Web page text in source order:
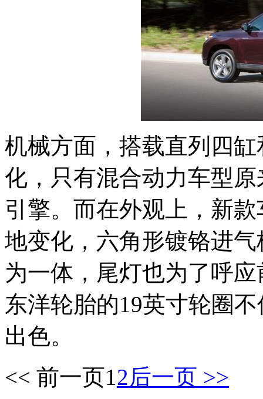
机械方面，搭载直列四
化，只有混合动力车型
引擎。而在外观上，新
地变化，六角形镀铬进
为一体，尾灯也为了呼
东洋轮胎的19英寸轮圈
出色。
<< 前一页12后一页 >>